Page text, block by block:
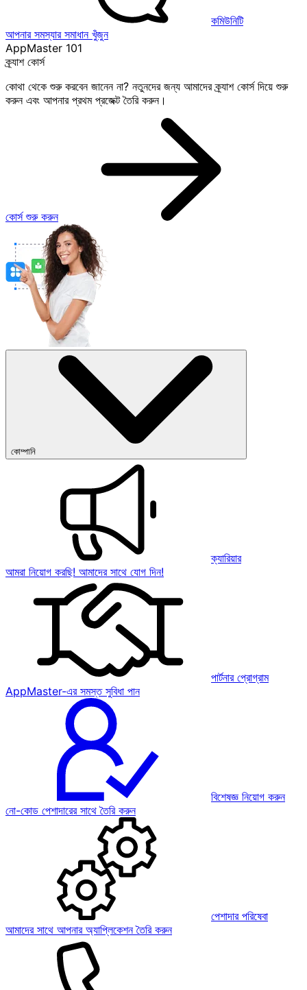
কমিউনিটি
আপনার সমস্যার সমাধান খুঁজুন
AppMaster 101
ক্র্যাশ কোর্স
কোথা থেকে শুরু করবেন জানেন না? নতুনদের জন্য আমাদের ক্র্যাশ কোর্স দিয়ে শুরু
করুন এবং আপনার প্রথম প্রজেক্ট তৈরি করুন।
কোর্স শুরু করুন
কোম্পানি
ক্যারিয়ার
আমরা নিয়োগ করছি! আমাদের সাথে যোগ দিন!
পার্টনার প্রোগ্রাম
AppMaster-এর সমস্ত সুবিধা পান
বিশেষজ্ঞ নিয়োগ করুন
নো-কোড পেশাদারের সাথে তৈরি করুন
পেশাদার পরিষেবা
আমাদের সাথে আপনার অ্যাপ্লিকেশন তৈরি করুন